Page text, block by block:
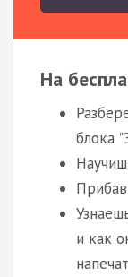
На
блока
и как